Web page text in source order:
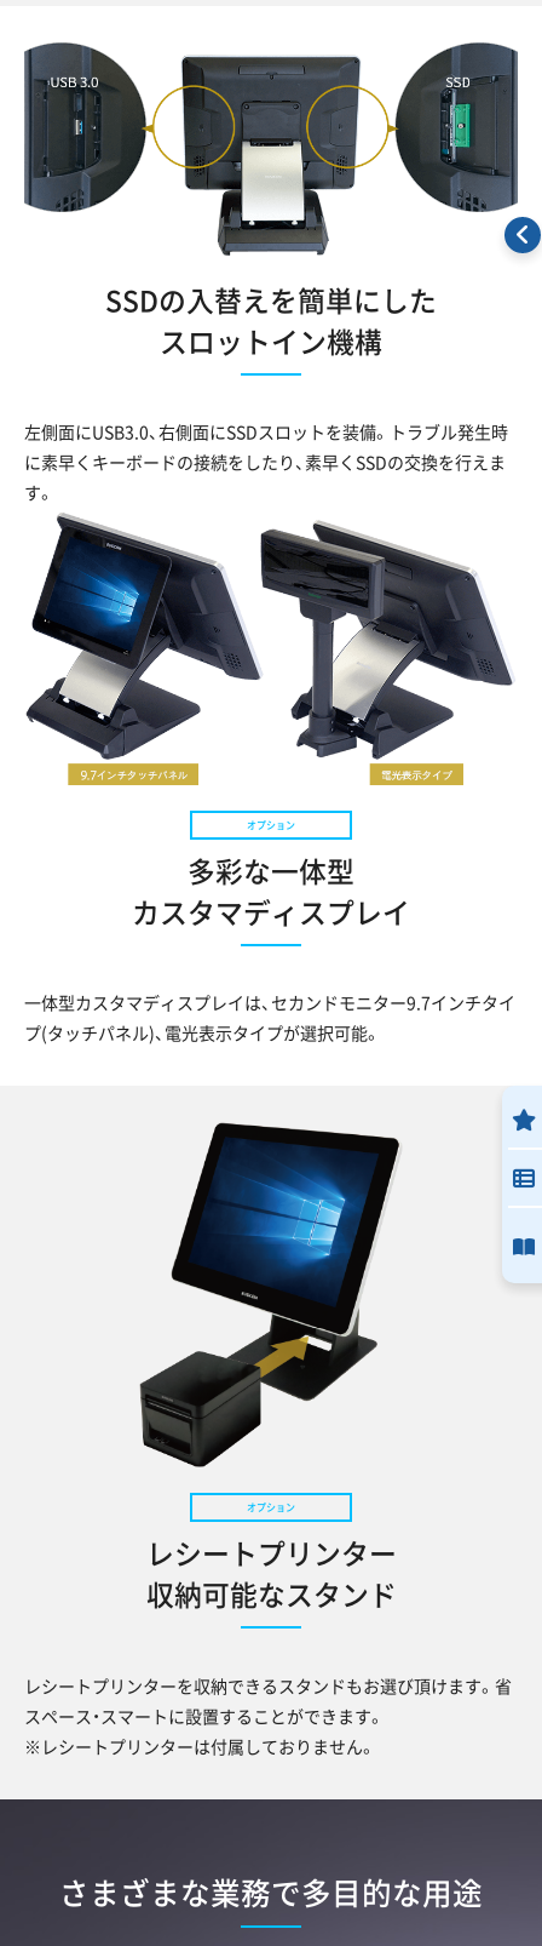
SSDの入替えを簡単にした
スロットイン機構
左側面にUSB3.0、右側面にSSDスロットを装備。トラブル発生時
に素早くキーボードの接続をしたり、素早くSSDの交換を行えま
す。
多彩な一体型
カスタマディスプレイ
一体型カスタマディスプレイは、セカンドモニター9.7インチタイ
プ(タッチパネル)、電光表示タイプが選択可能。
レシートプリンター
収納可能なスタンド
レシートプリンターを収納できるスタンドもお選び頂けます。省
スペース・スマートに設置することができます。
※レシートプリンターは付属しておりません。
さまざまな業務で多目的な用途